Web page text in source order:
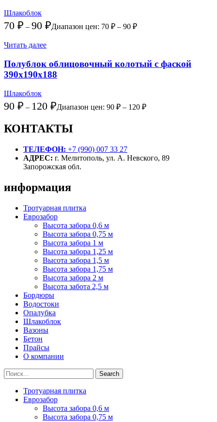
Шлакоблок
70 ₽ – 90 ₽Диапазон цен: 70 ₽ – 90 ₽
Читать далее
Полублок облицовочный колотый с фаской
390х190х188
Шлакоблок
90 ₽ – 120 ₽Диапазон цен: 90 ₽ – 120 ₽
КОНТАКТЫ
ТЕЛЕФОН: +7 (990) 007 33 27
АДРЕС: г. Мелитополь, ул. А. Невского, 89
Запорожская обл.
информация
Тротуарная плитка
Еврозабор
Высота забора 0,6 м
Высота забора 0,75 м
Высота забора 1 м
Высота забора 1,25 м
Высота забора 1,5 м
Высота забора 1,75 м
Высота забора 2 м
Высота забота 2,5 м
Бордюры
Водостоки
Опалубка
Шлакоблок
Вазоны
Бетон
Прайсы
О компании
Search
Тротуарная плитка
Еврозабор
Высота забора 0,6 м
Высота забора 0,75 м